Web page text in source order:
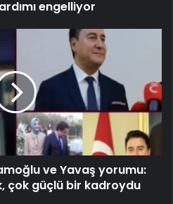
engelliyor
ve Yavaş yorumu:
çok güçlü bir kadroydu